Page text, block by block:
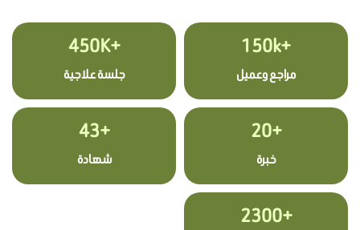
+150k
مراجع وعميل
+450K
جلسة علاجية
+20
خبرة
+43
شهادة
+2300